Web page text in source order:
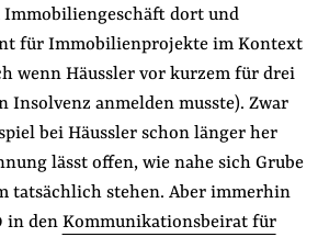
dort und
für Immobilienprojekte im Kontext
wenn Häussler vor kurzem für drei
Insolvenz anmelden musste). Zwar
bei Häussler schon länger her
lässt offen, wie nahe sich Grube
tatsächlich stehen. Aber immerhin
in den Kommunikationsbeirat für